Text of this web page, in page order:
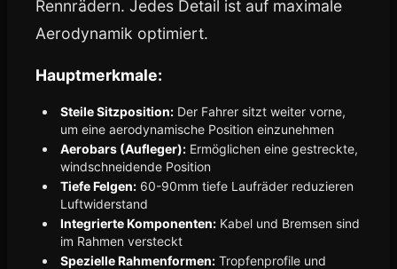
Rennrädern. Jedes Detail ist auf maximale
Aerodynamik optimiert.
Hauptmerkmale:
Steile Sitzposition: Der Fahrer sitzt weiter vorne,
um eine aerodynamische Position einzunehmen
Aerobars (Aufleger): Ermöglichen eine gestreckte,
windschneidende Position
Tiefe Felgen: 60-90mm tiefe Laufräder reduzieren
Luftwiderstand
Integrierte Komponenten: Kabel und Bremsen sind
im Rahmen versteckt
Spezielle Rahmenformen: Tropfenprofile und